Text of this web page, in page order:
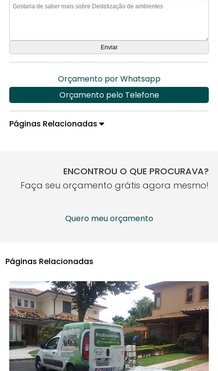
Orçamento por Whatsapp
Orçamento pelo Telefone
Páginas Relacionadas
ENCONTROU O QUE PROCURAVA?
Faça seu orçamento grátis agora mesmo!
Quero meu orçamento
Páginas Relacionadas